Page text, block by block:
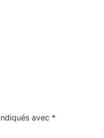
avec *